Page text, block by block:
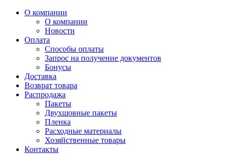
О компании
О компании
Новости
Оплата
Способы оплаты
Запрос на получение документов
Бонусы
Доставка
Возврат товара
Распродажа
Пакеты
Двухшовные пакеты
Пленка
Расходные материалы
Хозяйственные товары
Контакты